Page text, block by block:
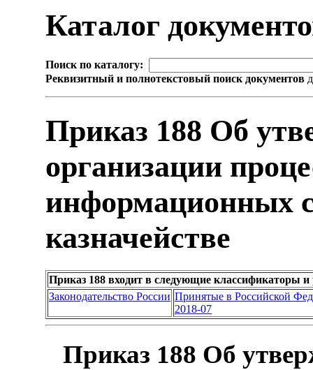
Каталог
Поиск по каталогу:
Реквизитный и полнотекстовый поиск документов
Приказ 188 Об
организации
информационных
казначействе
Приказ 188 входит в следующие классификаторы и
Законодательство России Принятые в Российской
2018-07
Приказ 188 Об